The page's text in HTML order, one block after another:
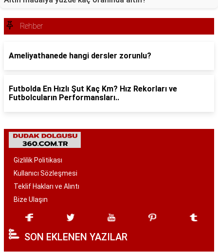
Rehber
Ameliyathanede hangi dersler zorunlu?
Futbolda En Hızlı Şut Kaç Km? Hız Rekorları ve
Futbolcuların Performansları..
Gizlilik Politikası
Kullanıcı Sözleşmesi
Teklif Hakları ve Alıntı
Bize Ulaşın
SON EKLENEN YAZILAR